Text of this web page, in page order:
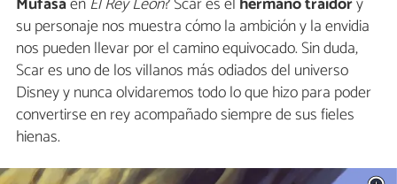
su personaje nos muestra cómo la ambición y la envidia
nos pueden llevar por el camino equivocado. Sin duda,
Scar es uno de los villanos más odiados del universo
Disney y nunca olvidaremos todo lo que hizo para poder
convertirse en rey acompañado siempre de sus fieles
hienas.